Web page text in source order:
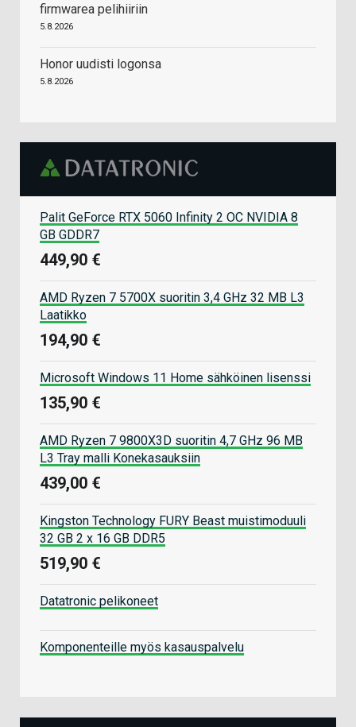
firmwarea pelihiiriin
5.8.2026
Honor uudisti logonsa
5.8.2026
Palit GeForce RTX 5060 Infinity 2 OC NVIDIA 8
GB GDDR7
449,90 €
AMD Ryzen 7 5700X suoritin 3,4 GHz 32 MB L3
Laatikko
194,90 €
Microsoft Windows 11 Home sähköinen lisenssi
135,90 €
AMD Ryzen 7 9800X3D suoritin 4,7 GHz 96 MB
L3 Tray malli Konekasauksiin
439,00 €
Kingston Technology FURY Beast muistimoduuli
32 GB 2 x 16 GB DDR5
519,90 €
Datatronic pelikoneet
Komponenteille myös kasauspalvelu